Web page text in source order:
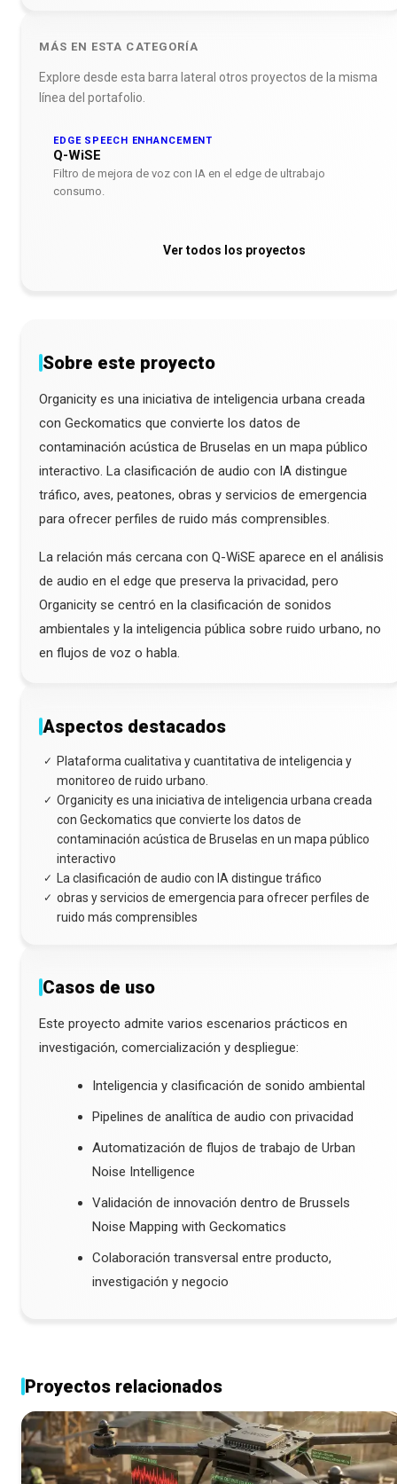
Sobre este proyecto
Organicity es una iniciativa de inteligencia urbana creada
con Geckomatics que convierte los datos de
contaminación acústica de Bruselas en un mapa público
interactivo. La clasificación de audio con IA distingue
tráfico, aves, peatones, obras y servicios de emergencia
para ofrecer perfiles de ruido más comprensibles.
La relación más cercana con Q-WiSE aparece en el análisis
de audio en el edge que preserva la privacidad, pero
Organicity se centró en la clasificación de sonidos
ambientales y la inteligencia pública sobre ruido urbano, no
en flujos de voz o habla.
Aspectos destacados
✓
Plataforma cualitativa y cuantitativa de inteligencia y
monitoreo de ruido urbano.
✓ Organicity es una iniciativa de inteligencia urbana creada
con Geckomatics que convierte los datos de
contaminación acústica de Bruselas en un mapa público
interactivo
✓ La clasificación de audio con IA distingue tráfico
✓ obras y servicios de emergencia para ofrecer perfiles de
ruido más comprensibles
Casos de uso
Este proyecto admite varios escenarios prácticos en
investigación, comercialización y despliegue:
Inteligencia y clasificación de sonido ambiental
Pipelines de analítica de audio con privacidad
Automatización de flujos de trabajo de Urban
Noise Intelligence
Validación de innovación dentro de Brussels
Noise Mapping with Geckomatics
Colaboración transversal entre producto,
investigación y negocio
MÁS EN ESTA CATEGORÍA
Explore desde esta barra lateral otros proyectos de la misma
línea del portafolio.
EDGE SPEECH ENHANCEMENT
Q-WiSE
Filtro de mejora de voz con IA en el edge de ultrabajo
consumo.
Ver todos los proyectos
Proyectos relacionados